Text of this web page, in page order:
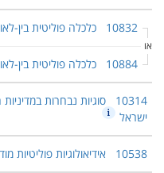
10832 כלכלה פוליטית בין-
או
10884 כלכלה פוליטית בין-
10314 סוגיות נבחרות
ישראל
10538 אידיאולוגיות פוליטיות